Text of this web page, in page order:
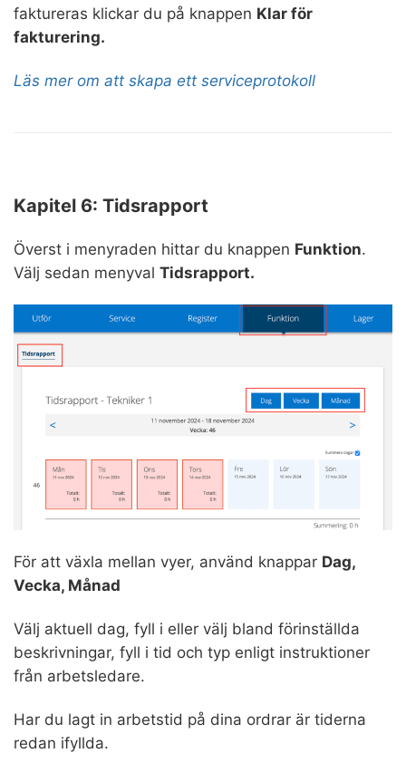
faktureras klickar du på knappen Klar för
fakturering.
Läs mer om att skapa ett serviceprotokoll
Kapitel 6: Tidsrapport
Överst i menyraden hittar du knappen Funktion.
Välj sedan menyval Tidsrapport.
För att växla mellan vyer, använd knappar Dag,
Vecka, Månad
Välj aktuell dag, fyll i eller välj bland förinställda
beskrivningar, fyll i tid och typ enligt instruktioner
från arbetsledare.
Har du lagt in arbetstid på dina ordrar är tiderna
redan ifyllda.